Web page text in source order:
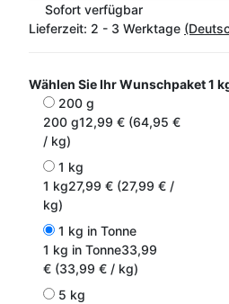
Sofort verfügbar
Lieferzeit: 2 - 3 Werktage
Wählen Sie Ihr Wunschpaket1
200 g
200 g12,99 € (64,95 €
/ kg)
1 kg
1 kg27,99 € (27,99 € /
kg)
1 kg in Tonne
1 kg in Tonne33,99
€ (33,99 € / kg)
5 kg